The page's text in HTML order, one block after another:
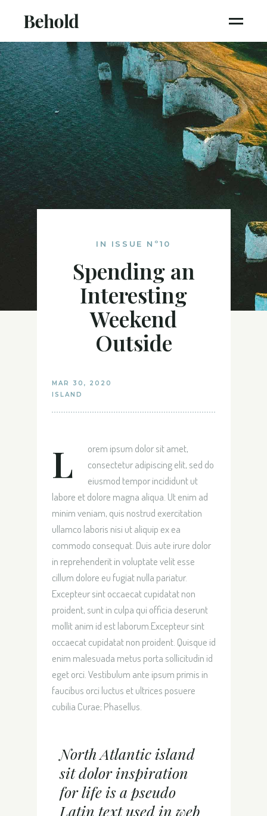
IN ISSUE Nº10
Spending an
Interesting
Weekend
Outside
MAR 30, 2020
ISLAND
L
orem ipsum dolor sit amet,
consectetur adipiscing elit, sed do
eiusmod tempor incididunt ut
labore et dolore magna aliqua. Ut enim ad
minim veniam, quis nostrud exercitation
ullamco laboris nisi ut aliquip ex ea
commodo consequat. Duis aute irure dolor
in reprehenderit in voluptate velit esse
cillum dolore eu fugiat nulla pariatur.
Excepteur sint occaecat cupidatat non
proident, sunt in culpa qui officia deserunt
mollit anim id est laborum.Excepteur sint
occaecat cupidatat non proident. Quisque id
enim malesuada metus porta sollicitudin id
eget orci. Vestibulum ante ipsum primis in
faucibus orci luctus et ultrices posuere
cubilia Curae; Phasellus.
North Atlantic island
sit dolor inspiration
for life is a pseudo
Latin text used in web